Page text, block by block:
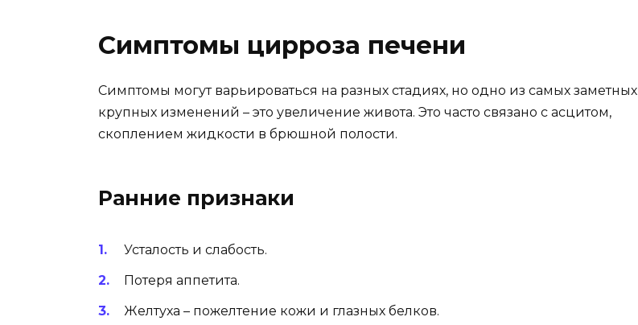
Симптомы цирроза печени
Симптомы могут варьироваться на разных стадиях, но одно из самых заметных
крупных изменений – это увеличение живота. Это часто связано с асцитом,
скоплением жидкости в брюшной полости.
Ранние признаки
Усталость и слабость.
Потеря аппетита.
Желтуха – пожелтение кожи и глазных белков.